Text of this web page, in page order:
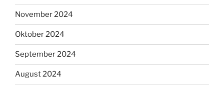
November 2024
Oktober 2024
September 2024
August 2024